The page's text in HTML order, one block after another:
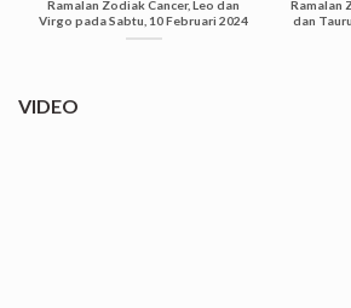
Ramalan Zodiak Cancer, Leo dan
Virgo pada Sabtu, 10 Februari 2024
Ramalan
dan
VIDEO